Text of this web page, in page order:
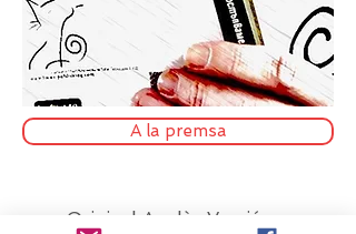
A la premsa
Original Anglès Versió